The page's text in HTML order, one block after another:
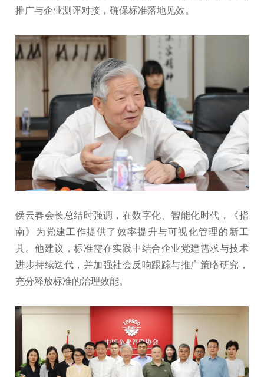
推广与企业测评对接，确保标准落地见效。
侯云春会长总结时强调，在数字化、智能化时代，《指
南》为党建工作提供了效率提升与可视化管理的新工
具。他建议，标准需在实践中结合企业党建需求与技术
进步持续迭代，并加强社会反响跟踪与推广策略研究，
充分释放标准的治理效能。